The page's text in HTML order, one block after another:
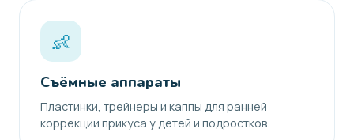
👶
Съёмные аппараты
Пластинки, трейнеры и каппы для ранней
коррекции прикуса у детей и подростков.